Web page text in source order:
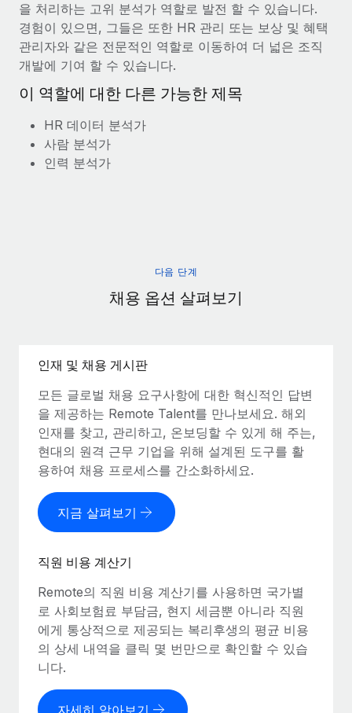
을 처리하는 고위 분석가 역할로 발전 할 수 있습니다.
경험이 있으면, 그들은 또한 HR 관리 또는 보상 및 혜택
관리자와 같은 전문적인 역할로 이동하여 더 넓은 조직
개발에 기여 할 수 있습니다.
이 역할에 대한 다른 가능한 제목
HR 데이터 분석가
사람 분석가
인력 분석가
다음 단계
채용 옵션 살펴보기
인재 및 채용 게시판
모든 글로벌 채용 요구사항에 대한 혁신적인 답변
을 제공하는 Remote Talent를 만나보세요. 해외
인재를 찾고, 관리하고, 온보딩할 수 있게 해 주는,
현대의 원격 근무 기업을 위해 설계된 도구를 활
용하여 채용 프로세스를 간소화하세요.
지금 살펴보기
직원 비용 계산기
Remote의 직원 비용 계산기를 사용하면 국가별
로 사회보험료 부담금, 현지 세금뿐 아니라 직원
에게 통상적으로 제공되는 복리후생의 평균 비용
의 상세 내역을 클릭 몇 번만으로 확인할 수 있습
니다.
자세히 알아보기